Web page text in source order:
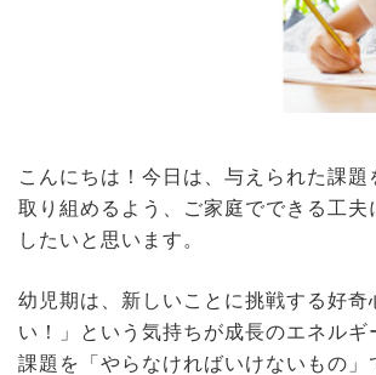
こんにちは！今日は、与えられた課題
取り組めるよう、ご家庭でできる工夫
したいと思います。
幼児期は、新しいことに挑戦する好奇
い！」という気持ちが成長のエネルギ
課題を「やらなければいけないもの」